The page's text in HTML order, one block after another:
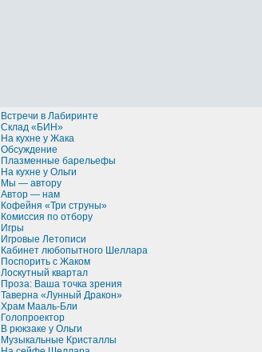
Встречи в Лабиринте
Склад «БИН»
На кухне у Жака
Обсуждение
Плазменные барельефы
На кухне у Ольги
Мы — автору
Автор — нам
Кофейня «Три струны»
Комиссия по отбору
Игры
Игровые Летописи
Кабинет любопытного Шеллара
Поспорить с Жаком
Лоскутный квартал
Проза: Ваша точка зрения
Таверна «Лунный Дракон»
Храм Мааль-Бли
Голопроектор
В рюкзаке у Ольги
Музыкальные Кристаллы